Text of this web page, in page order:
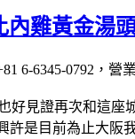
內雞黃金湯
6-6345-0792，營
見證再次和這
許是目前為止大